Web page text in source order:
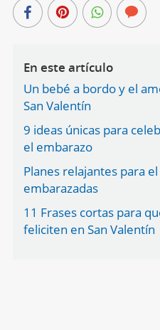
En este artículo
Un bebé a bordo y el
San Valentín
9 ideas únicas para
el embarazo
Planes relajantes para
embarazadas
11 Frases cortas para
feliciten en San Valentín